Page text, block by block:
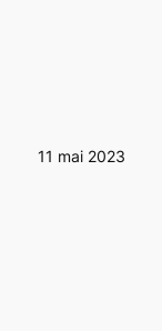
11 mai 2023